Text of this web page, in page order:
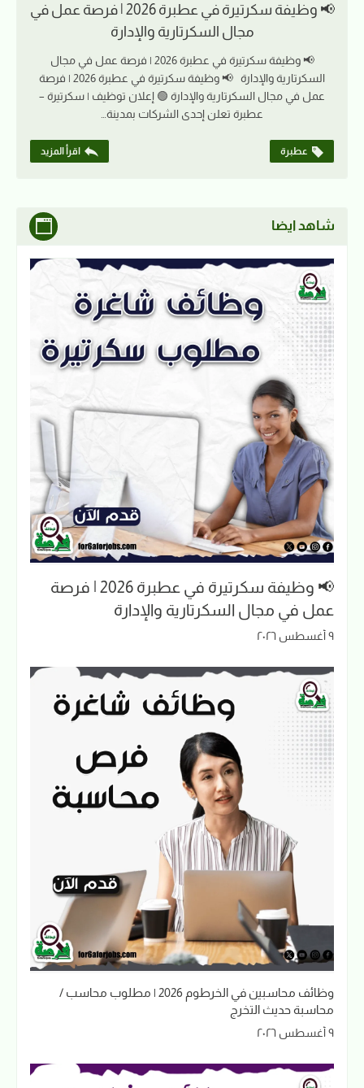
📢 وظيفة سكرتيرة في عطبرة 2026 | فرصة عمل في
مجال السكرتارية والإدارة
📢 وظيفة سكرتيرة في عطبرة 2026 | فرصة عمل في مجال
السكرتارية والإدارة 📢 وظيفة سكرتيرة في عطبرة 2026 | فرصة
عمل في مجال السكرتارية والإدارة 🟢 إعلان توظيف | سكرتيرة –
عطبرة تعلن إحدى الشركات بمدينة…
عطبرة اقرأ المزيد
شاهد ايضا
📢 وظيفة سكرتيرة في عطبرة 2026 | فرصة
عمل في مجال السكرتارية والإدارة
٩ أغسطس ٢٠٢٦
وظائف محاسبين في الخرطوم 2026 | مطلوب محاسب /
محاسبة حديث التخرج
٩ أغسطس ٢٠٢٦